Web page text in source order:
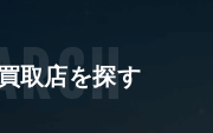
取店を探す